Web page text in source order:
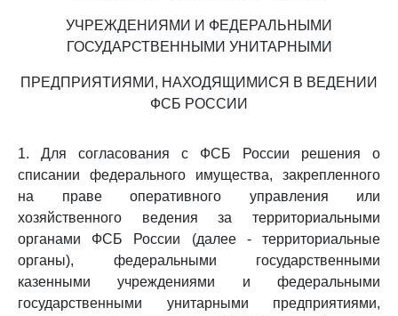
УЧРЕЖДЕНИЯМИ И ФЕДЕРАЛЬНЫМИ
ГОСУДАРСТВЕННЫМИ УНИТАРНЫМИ
ПРЕДПРИЯТИЯМИ, НАХОДЯЩИМИСЯ В ВЕДЕНИИ
ФСБ РОССИИ
1. Для согласования с ФСБ России решения о
списании федерального имущества, закрепленного
на праве оперативного управления или
хозяйственного ведения за территориальными
органами ФСБ России (далее - территориальные
органы), федеральными государственными
казенными учреждениями и федеральными
государственными унитарными предприятиями,